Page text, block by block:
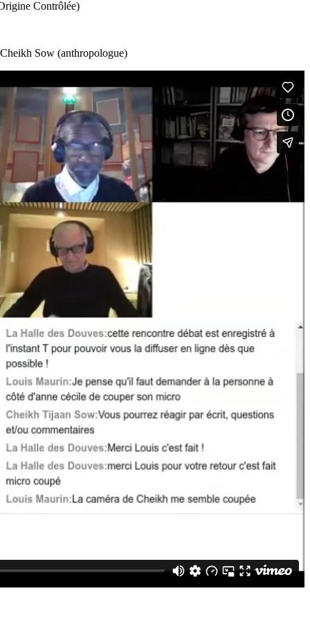
Contrôlée)
Sow (anthropologue)